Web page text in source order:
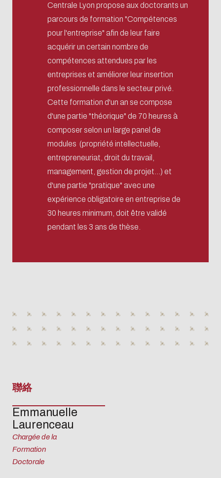
Centrale Lyon propose aux doctorants un
parcours de formation "Compétences
pour l'entreprise" afin de leur faire
acquérir un certain nombre de
compétences attendues par les
entreprises et améliorer leur insertion
professionnelle dans le secteur privé.
Cette formation d'un an se compose
d'une partie "théorique" de 70 heures à
composer selon un large panel de
modules (propriété intellectuelle,
entrepreneuriat, droit du travail,
management, gestion de projet...) et
d'une partie "pratique" avec une
expérience obligatoire en entreprise de
30 heures minimum, doit être validé
pendant les 3 ans de thèse.
聯絡
Emmanuelle
Laurenceau
Chargée de la
Formation
Doctorale